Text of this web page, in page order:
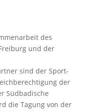
des
und der
sind der Sport-
der
Südbadische
die Tagung von der